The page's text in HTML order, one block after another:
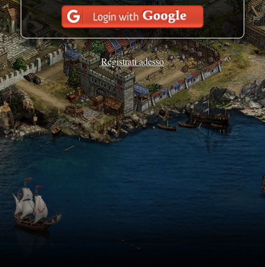
Registrati adesso